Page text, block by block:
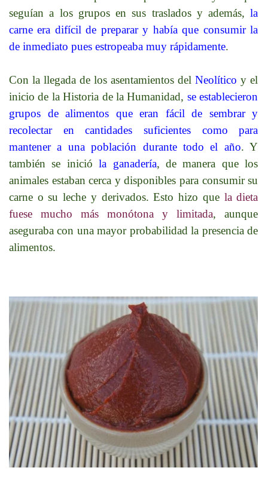
seguían a los grupos en sus traslados y además, la
carne era difícil de preparar y había que consumir la
de inmediato pues estropeaba muy rápidamente.
Con la llegada de los asentamientos delNeolítico y el
inicio de la Historia de la Humanidad, se establecieron
grupos de alimentos que eran fácil de sembrar y
recolectar en cantidades suficientes como para
mantener a una población durante todo el año. Y
también se inicióla ganadería, de manera que los
animales estaban cerca y disponibles para consumir su
carne o su leche y derivados. Esto hizo quela dieta
fuese mucho más monótona y limitada, aunque
aseguraba con una mayor probabilidad la presencia de
alimentos.